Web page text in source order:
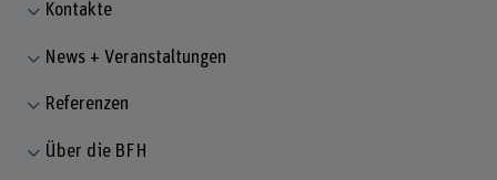
Kontakte
News + Veranstaltungen
Referenzen
Über die BFH